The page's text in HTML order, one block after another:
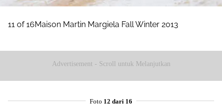
11 of 16Maison Martin Margiela Fall Winter 2013
Advertisement - Scroll untuk Melanjutkan
Foto 12 dari 16